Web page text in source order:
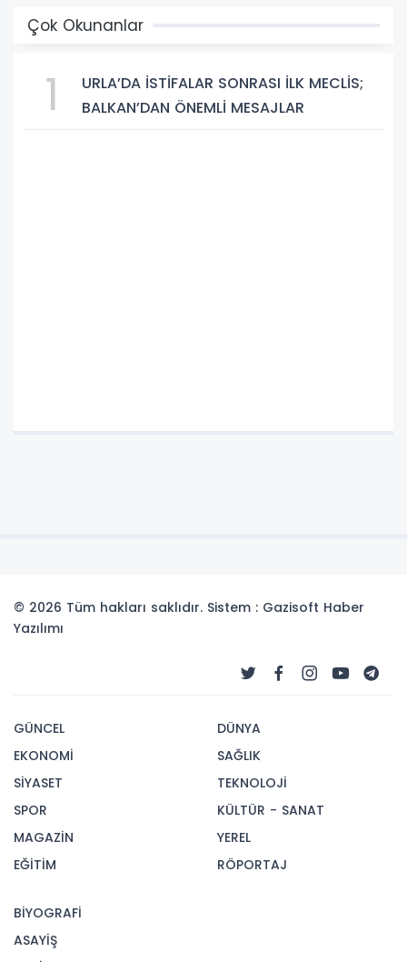
Çok Okunanlar
1
URLA’DA İSTİFALAR SONRASI İLK MECLİS;
BALKAN’DAN ÖNEMLİ MESAJLAR
© 2026 Tüm hakları saklıdır. Sistem : Gazisoft Haber
Yazılımı
GÜNCEL
EKONOMİ
SİYASET
SPOR
MAGAZİN
EĞİTİM
DÜNYA
SAĞLIK
TEKNOLOJİ
KÜLTÜR - SANAT
YEREL
RÖPORTAJ
BİYOGRAFİ
ASAYİŞ